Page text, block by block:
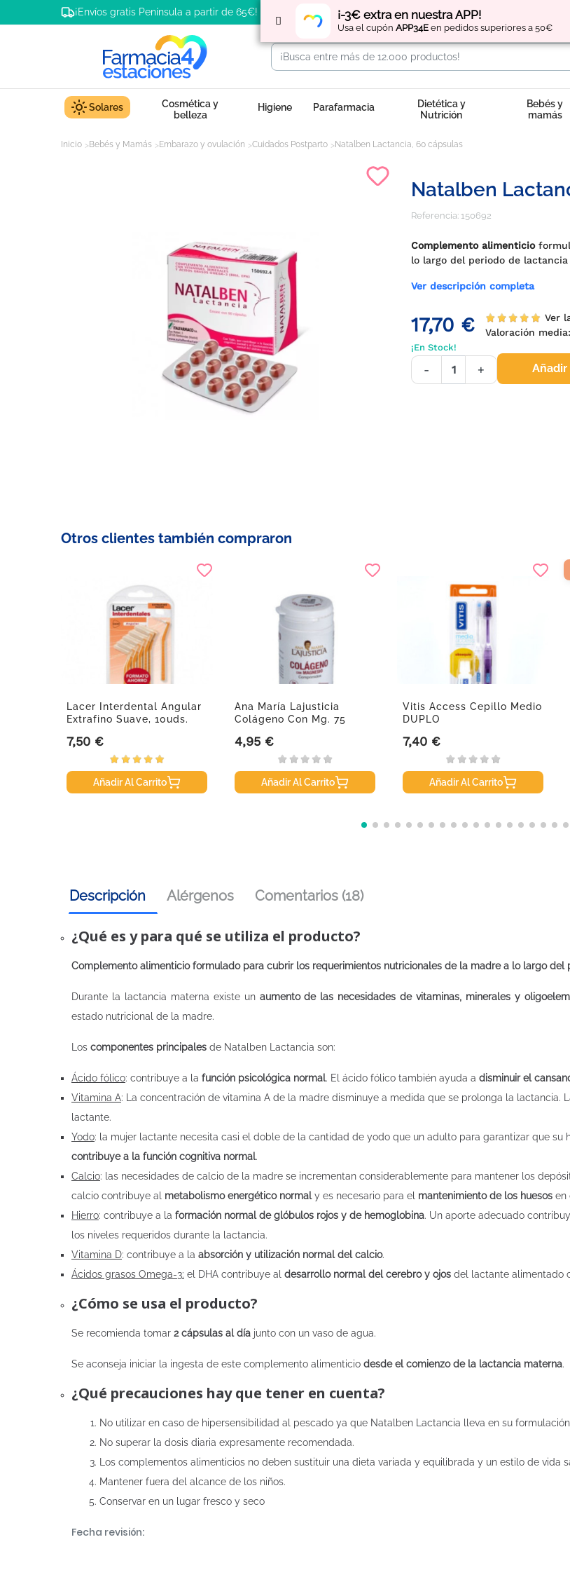
¡-3€ extra en nuestra APP!
Usa el cupón APP34E en pedidos superiores a 50€
¡Envíos gratis Península a partir de 65€! Regístratey obtén
Solares
Cosmética y
belleza
Higiene Parafarmacia
Dietética y
Nutrición
Bebés y
mamás
Inicio Bebés y Mamás Embarazo y ovulación Cuidados Postparto Natalben Lactancia, 60 cápsulas
Natalben
Referencia: 150692
Complemento alimenticio
lo largo del periodo de
Ver descripción completa
17,70 €
Ver
Valoración media:
¡En Stock!
- +
Otros clientes también compraron
Lacer Interdental Angular
Extrafino Suave, 10uds.
Precio
7,50 €
Añadir Al Carrito
Ana María Lajusticia
Colágeno Con Mg. 75
Precio
4,95 €
Añadir Al Carrito
Vitis Access Cepillo Medio
DUPLO
Precio
7,40 €
Añadir Al Carrito
Descripción Alérgenos Comentarios (18)
¿Qué es y para qué se utiliza el producto?
Complemento alimenticio formulado para cubrir los requerimientos nutricionales de la madre a lo largo del
Durante la lactancia materna existe un aumento de las necesidades de vitaminas, minerales y
estado nutricional de la madre.
Los componentes principales de Natalben Lactancia son:
Ácido fólico: contribuye a la función psicológica normal. El ácido fólico también ayuda a disminuir el
Vitamina A: La concentración de vitamina A de la madre disminuye a medida que se prolonga la lactancia.
lactante.
Yodo: la mujer lactante necesita casi el doble de la cantidad de yodo que un adulto para garantizar que
contribuye a la función cognitiva normal.
Calcio: las necesidades de calcio de la madre se incrementan considerablemente para mantener los
calcio contribuye al metabolismo energético normaly es necesario para el mantenimiento de los huesos en
Hierro: contribuye a la formación normal de glóbulos rojos y de hemoglobina. Un aporte adecuado
los niveles requeridos durante la lactancia.
Vitamina D: contribuye a la absorción y utilización normal del calcio.
Ácidos grasos Omega-3: el DHA contribuye al desarrollo normal del cerebro y ojos del lactante alimentado
¿Cómo se usa el producto?
Se recomienda tomar 2 cápsulas al día junto con un vaso de agua.
Se aconseja iniciar la ingesta de este complemento alimenticio desde el comienzo de la lactancia materna.
¿Qué precauciones hay que tener en cuenta?
No utilizar en caso de hipersensibilidad al pescado ya que Natalben Lactancia lleva en su
No superar la dosis diaria expresamente recomendada.
Los complementos alimenticios no deben sustituir una dieta variada y equilibrada y un estilo de vida
Mantener fuera del alcance de los niños.
Conservar en un lugar fresco y seco
Fecha revisión: